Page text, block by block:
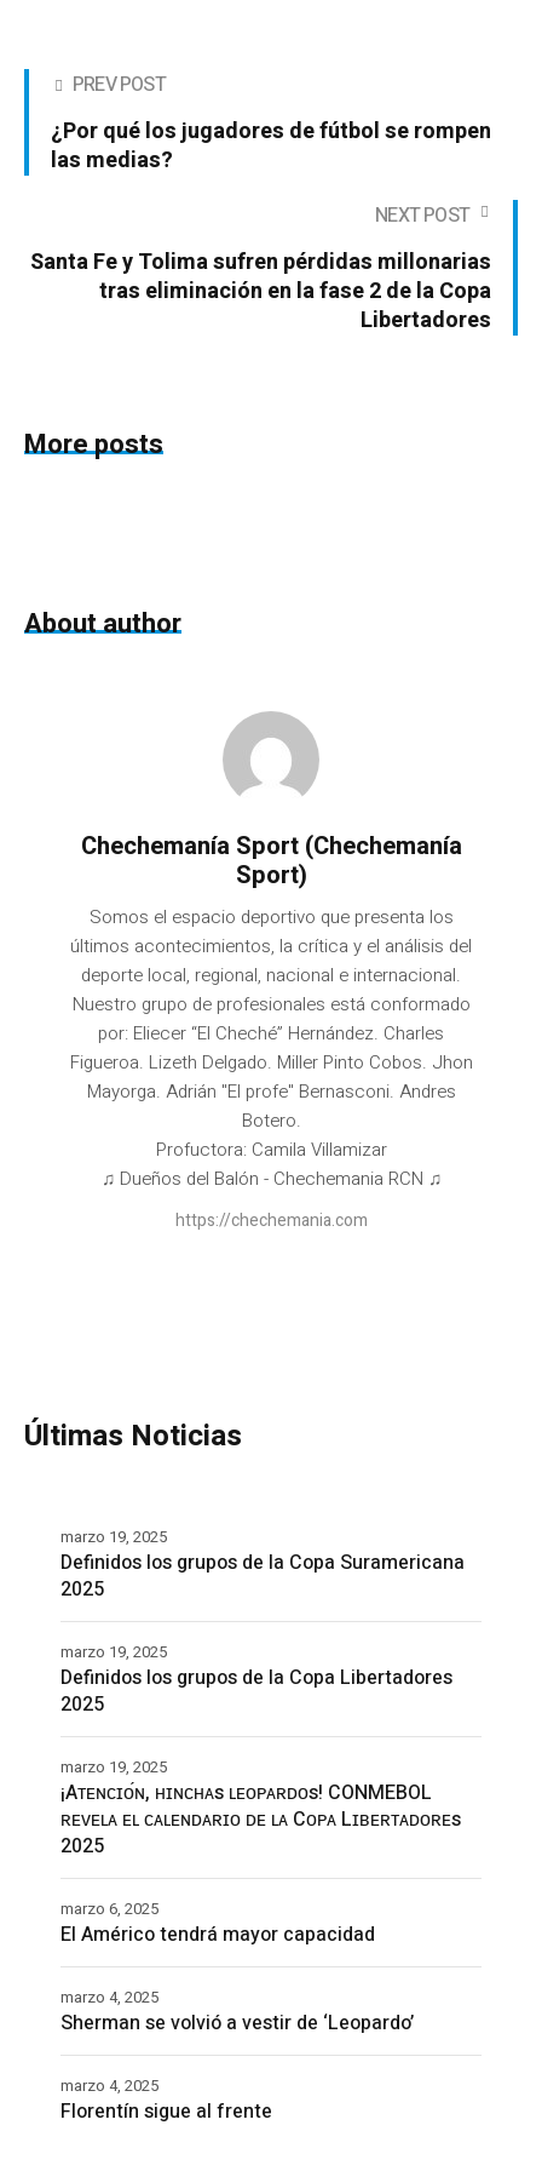
PREV POST
¿Por qué los jugadores de fútbol se rompen
las medias?
NEXT POST
Santa Fe y Tolima sufren pérdidas millonarias
tras eliminación en la fase 2 de la Copa
Libertadores
More posts
About author
Chechemanía Sport (Chechemanía
Sport)
Somos el espacio deportivo que presenta los
últimos acontecimientos, la crítica y el análisis del
deporte local, regional, nacional e internacional.
Nuestro grupo de profesionales está conformado
por: Eliecer “El Cheché” Hernández. Charles
Figueroa. Lizeth Delgado. Miller Pinto Cobos. Jhon
Mayorga. Adrián "El profe" Bernasconi. Andres
Botero.
Profuctora: Camila Villamizar
♫ Dueños del Balón - Chechemania RCN ♫
https://chechemania.com
Últimas Noticias
Definidos los grupos de la Copa Suramericana
2025
marzo 19, 2025
Definidos los grupos de la Copa Libertadores
2025
marzo 19, 2025
¡Aᴛᴇɴᴄɪᴏ́ɴ, ʜɪɴᴄʜᴀs ʟᴇᴏᴘᴀʀᴅᴏs! CONMEBOL
ʀᴇᴠᴇʟᴀ ᴇʟ ᴄᴀʟᴇɴᴅᴀʀɪᴏ ᴅᴇ ʟᴀ Cᴏᴘᴀ Lɪʙᴇʀᴛᴀᴅᴏʀᴇs
2025
marzo 19, 2025
El Américo tendrá mayor capacidad
marzo 6, 2025
Sherman se volvió a vestir de ‘Leopardo’
marzo 4, 2025
Florentín sigue al frente
marzo 4, 2025